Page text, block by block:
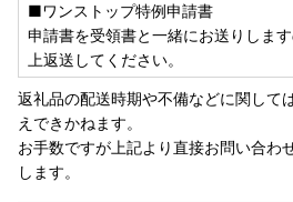
IAMを使用して申請すると、申請書
署名や書類添付、ポスト投函など手
にスキップできます♪
※従来通りの「書類郵送による申請
す。
アプリについてはこちら
ワンストップ申請書をご自身でダウ
■ワンストップ特例申請書
申請書を受領書と一緒にお送りしま
上返送してください。
返礼品の配送時期や不備などに関して
えできかねます。
お手数ですが上記より直接お問い合わ
します。